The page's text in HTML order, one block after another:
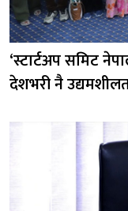
‘स्टार्टअप समिट
देशभरी नै